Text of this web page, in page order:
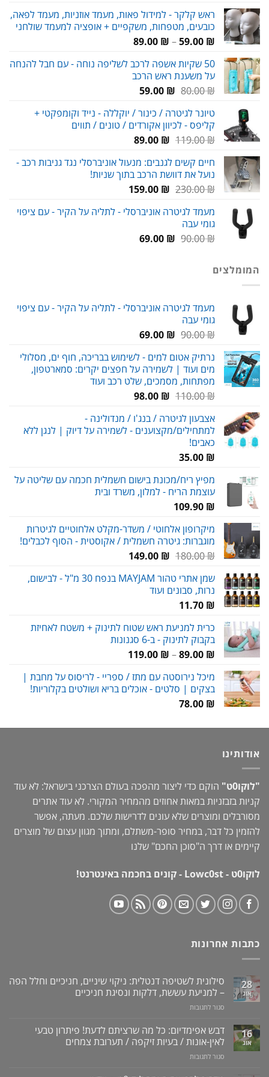
היה:
65.00 ₪.
הוא:
58.00 ₪.
ראש קלקר - למידול פאות, מעמד אוזניות, מעמד לפאה,
כובעים, מטפחות, משקפיים + אופציה למעמד שולחני
59.00 ₪
–
89.00 ₪
טווח
עד
50 שקיות אשפה לרכב לשליפה נוחה - עם חבל להנחה
על משענת ראש הרכב
80.00₪
המחיר
היה:
80.00 ₪.
59.00 ₪
המחיר
הוא:
59.00 ₪.
טיונר לגיטרה / כינור / יוקללה - נייד וקומפקטי +
קליפס - לכיוון אקורדים / טונים / תווים
119.00₪
המחיר
היה:
119.00 ₪.
89.00 ₪
המחיר
הוא:
89.00 ₪.
חיים קשים לגנבים: מנעול אוניברסלי נגד גניבות רכב -
נועל את דוושת הרכב בתוך שניות!
230.00₪
המחיר
היה:
159.00 ₪
המחיר
הוא:
מעמד לגיטרה אוניברסלי - לתליה על הקיר - עם ציפוי
גומי עבה
90.00₪
המחיר69.00 ₪
המחיר
המומלצים
מעמד לגיטרה אוניברסלי - לתליה על הקיר - עם ציפוי
גומי עבה
90.00₪
המחיר
היה:
90.00 ₪.
69.00 ₪
המחיר
הוא:
69.00 ₪.
נרתיק אטום למים - לשימוש בבריכה, חוף ים, מסלולי
מים ועוד | לשמירה על חפצים יקרים: סמארטפון,
מפתחות, מסמכים, שלט רכב ועוד
110.00₪
המחיר
היה:
110.00 ₪.
98.00 ₪
המחיר
הוא:
98.00 ₪.
אצבעון לגיטרה / בנג'ו / מנדולינה -
למתחילים/מקצוענים - לשמירה על דיוק | לנגן ללא
כאבים!
35.00 ₪
מפיץ ריח/מכונת בישום חשמלית חכמה עם שליטה על
עוצמת הריח - למלון, משרד ובית
109.90 ₪
מיקרופון אלחוטי / משדר-מקלט אלחוטיים לגיטרות
מוגברות: גיטרה חשמלית / אקוסטית - הסוף לכבלים!
180.00₪
המחיר
היה:
180.00 ₪.
149.00 ₪
המחיר
הוא:
שמן אתרי טהור MAYJAM בנפח 30 מ"ל - לבישום,
נרות, סבונים ועוד
11.70 ₪
כרית למניעת ראש שטוח לתינוק + משטח לאחיזת
בקבוק לתינוק - ב-6 סגנונות
89.00 ₪
–
119.00 ₪
עד
מיכל נירוסטה עם מתז / ספריי - לריסוס על מחבת |
בצקים | סלטים - אוכלים בריא ושולטים בקלוריות!
78.00 ₪
אודותינו
"לוקו0ט"
הוקם כדי ליצור מהפכה בעולם הצרכני בישראל: לא עוד
קניות בזבזניות במאות אחוזים מהמחיר המקורי. לא עוד אתרים
מסורבלים ומוצרים שלא עונים לדרישות שלכם. מעתה, אפשר
להזמין כל דבר, במחיר סופר-משתלם, ומתוך מגוון עצום של מוצרים
קיימים או דרך ה"סוכן החכם" שלנו
לוקו0ט - Lowc0st - קונים בחכמה באינטרנט!
כתבות אחרונות
28
אוג
סילונית לשטיפה דנטלית: ניקוי שיניים, חניכיים וחלל הפה
– למניעת עששת, דלקות ונסיגת חניכיים
סגור לתגובות
לשטיפה
דנטלית:
ניקוי
שיניים,
16
אוג
דבש אפימדיום: כל מה שרציתם לדעת! פיתרון טבעי
לאין-אונות / בעיות זיקפה / תערובת צמחים
סגור לתגובות